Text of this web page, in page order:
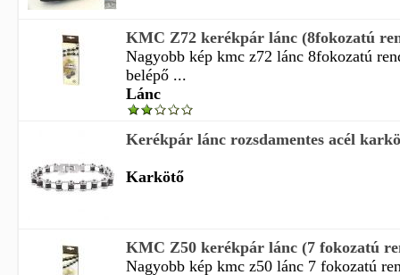
KMC Z72 kerékpár lánc (8fokozatú
Nagyobb kép kmc z72 lánc 8fokozatú
belépő ...
Lánc
Kerékpár lánc rozsdamentes acél
Karkötő
KMC Z50 kerékpár lánc (7 fokozatú
Nagyobb kép kmc z50 lánc 7 fokozatú